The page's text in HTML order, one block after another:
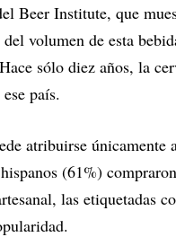
Beer Institute, que
volumen de esta
sólo diez años, la
país.
atribuirse únicamente
(61%)
las etiquetadas